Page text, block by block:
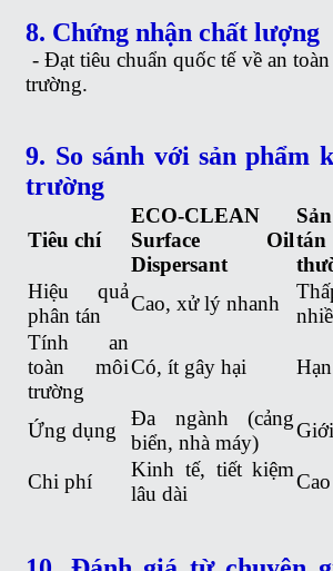
8. Chứng nhận chất lượng
- Đạt tiêu chuẩn quốc tế về an
trường.
9. So sánh với sản phẩm
trường
Tiêu chí
ECO-CLEAN
Surface Oil
Dispersant
Hiệu quả
phân tán
Cao, xử lý nhanh
Tính an
toàn môi
trường
Có, ít gây hại
Ứng dụng
Đa ngành (cảng
biển, nhà máy)
Chi phí
Kinh tế, tiết kiệm
lâu dài